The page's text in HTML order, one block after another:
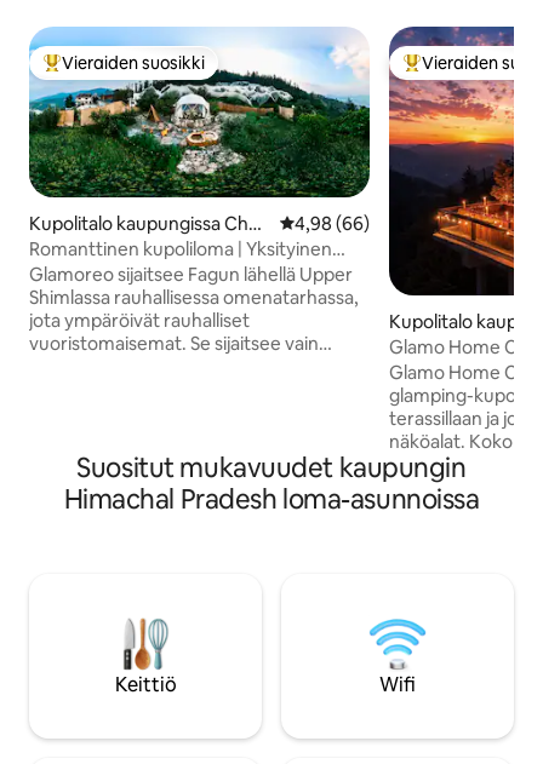
Vieraiden suosikkien parhaimmistoa
Vieraiden suosikki
Kupolitalo kaupungissa Cheo
g
Keskimääräinen arvio 4,98/5,
4,98 (66)
Romanttinen kupoliloma | Yksityinen
poreallas | Glamoreo
Glamoreo sijaitsee Fagun lähellä Upper
Shimlassa rauhallisessa omenatarhassa,
jota ympäröivät rauhalliset
vuoristomaisemat. Se sijaitsee vain
metsäkävelyistä, kausiluonteisesta
omenoiden ja kirsikoiden poiminnasta ja
luonnon rauhoittavista äänistä
tahtia, rentoutua ja kokea rauhaa sen
puhtaimmassa muodossa.
Vieraiden
Vieraiden
Kupolitalo
Glamo Home
yksityinen
Glamo Home
glamping-kupoli,
terassillaan ja
näköalat. Koko
kun varaat, ja se
yksityisyyden ja
yksityisestä
sijaitsee
nauttia upeista
laaksoihin joka
voi nähdä tiloihisi.
Suositut mukavuudet kaupungin
Himachal Pradesh loma-asunnoissa
Keittiö Wifi